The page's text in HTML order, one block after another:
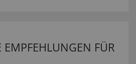
EMPFEHLUNGEN FÜR